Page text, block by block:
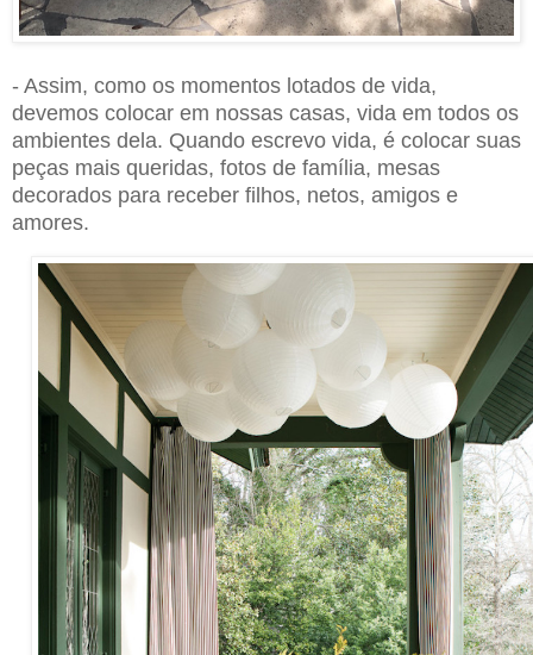
- Assim, como os momentos lotados de vida,
devemos colocar em nossas casas, vida em todos os
ambientes dela. Quando escrevo vida, é colocar suas
peças mais queridas, fotos de família, mesas
decorados para receber filhos, netos, amigos e
amores.